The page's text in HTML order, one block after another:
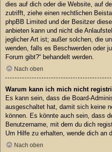
dies auf dich oder die Website, auf
zutrifft, ziehe einen rechtlichen
phpBB Limited und der Besitzer
anbieten kann und nicht die
jeglicher Art ist; außer solchen, die
wenden, falls es Beschwerden oder
Forum gibt?“ behandelt werden.
Nach oben
Warum kann ich mich nicht
Es kann sein, dass die Board-
ausgeschaltet hat, damit sich keine
können. Es könnte auch sein, dass
Benutzername, mit dem du dich
Um Hilfe zu erhalten, wende dich an
Nach oben